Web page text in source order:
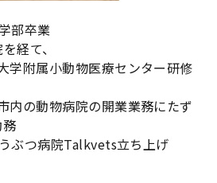
部卒業
経て、
学附属小動物医療センター研修
内の動物病院の開業業務にたず
ぶつ病院Talkvets立ち上げ